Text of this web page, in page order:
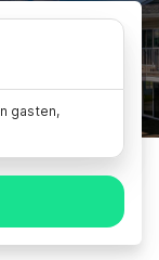
gasten,